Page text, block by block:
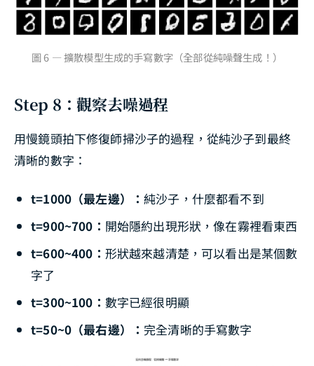
圖 6 — 擴散模型生成的手寫數字（全部從純噪聲生成！）
Step 8：觀察去噪過程
用慢鏡頭拍下修復師掃沙子的過程，從純沙子到最終
清晰的數字：
t=1000（最左邊）：純沙子，什麼都看不到
t=900~700： 開始隱約出現形狀，像在霧裡看東西
t=600~400： 形狀越來越清楚，可以看出是某個數
字了
t=300~100： 數字已經很明顯
t=50~0（最右邊）： 完全清晰的手寫數字